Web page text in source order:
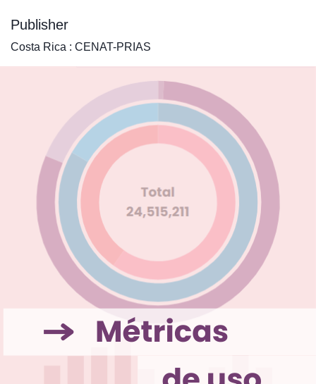
Publisher
Costa Rica : CENAT-PRIAS